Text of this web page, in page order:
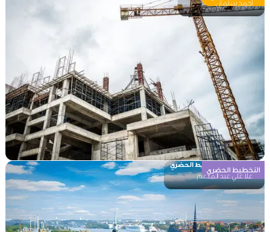
أحمد سلمان
مدخل إلى التخطيط الحضري
علا علي عبد المنعم
التخطيط الحضري